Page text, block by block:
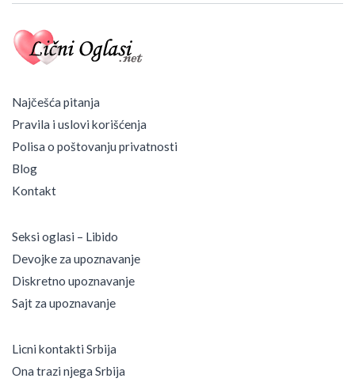
Najčešća pitanja
Pravila i uslovi korišćenja
Polisa o poštovanju privatnosti
Blog
Kontakt
Seksi oglasi – Libido
Devojke za upoznavanje
Diskretno upoznavanje
Sajt za upoznavanje
Licni kontakti Srbija
Ona trazi njega Srbija